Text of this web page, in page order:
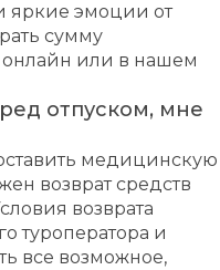
яркие эмоции от
сумму
онлайн или в нашем
отпуском, мне
медицинскую
возврат средств
возврата
туроператора и
все возможное,